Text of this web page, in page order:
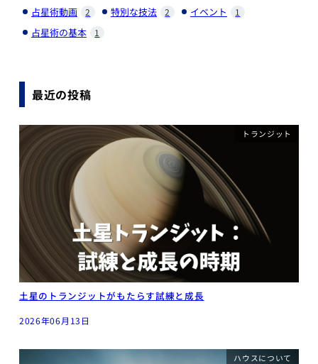
占星術動画 2 特別な技法 2 イベント 1
占星術の基本 1
最近の投稿
トランジット
土星のトランジットがもたらす試練と成長
2026年06月13日
ハウスについて